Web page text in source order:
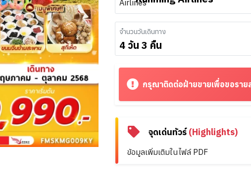
จำนวนวันเดินทาง
4 วัน 3 คืน
กรุณาติดต่อฝ่ายขายเพื่อขอรายล
จุดเด่นทัวร์(Highlights)
ข้อมูลเพิ่มเติมในไฟล์ PDF